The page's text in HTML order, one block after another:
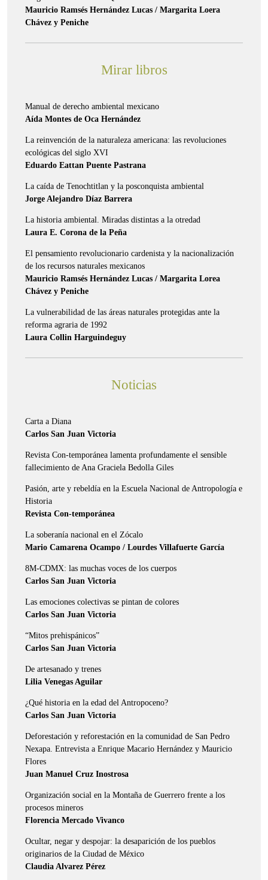
Mauricio Ramsés Hernández Lucas / Margarita Loera
Chávez y Peniche
Mirar libros
Manual de derecho ambiental mexicano
Aída Montes de Oca Hernández
La reinvención de la naturaleza americana: las revoluciones
ecológicas del siglo XVI
Eduardo Eattan Puente Pastrana
La caída de Tenochtitlan y la posconquista ambiental
Jorge Alejandro Díaz Barrera
La historia ambiental. Miradas distintas a la otredad
Laura E. Corona de la Peña
El pensamiento revolucionario cardenista y la nacionalización
de los recursos naturales mexicanos
Mauricio Ramsés Hernández Lucas / Margarita Lorea
Chávez y Peniche
La vulnerabilidad de las áreas naturales protegidas ante la
reforma agraria de 1992
Laura Collin Harguindeguy
Noticias
Carta a Diana
Carlos San Juan Victoria
Revista Con-temporánea lamenta profundamente el sensible
fallecimiento de Ana Graciela Bedolla Giles
Pasión, arte y rebeldía en la Escuela Nacional de Antropología e
Historia
Revista Con-temporánea
La soberanía nacional en el Zócalo
Mario Camarena Ocampo / Lourdes Villafuerte García
8M-CDMX: las muchas voces de los cuerpos
Carlos San Juan Victoria
Las emociones colectivas se pintan de colores
Carlos San Juan Victoria
“Mitos prehispánicos”
Carlos San Juan Victoria
De artesanado y trenes
Lilia Venegas Aguilar
¿Qué historia en la edad del Antropoceno?
Carlos San Juan Victoria
Deforestación y reforestación en la comunidad de San Pedro
Nexapa. Entrevista a Enrique Macario Hernández y Mauricio
Flores
Juan Manuel Cruz Inostrosa
Organización social en la Montaña de Guerrero frente a los
procesos mineros
Florencia Mercado Vivanco
Ocultar, negar y despojar: la desaparición de los pueblos
originarios de la Ciudad de México
Claudia Alvarez Pérez